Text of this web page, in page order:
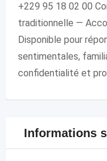
+229 95 18 02 00
traditionnelle —
Disponible pour
sentimentales,
confidentialité et
Informations